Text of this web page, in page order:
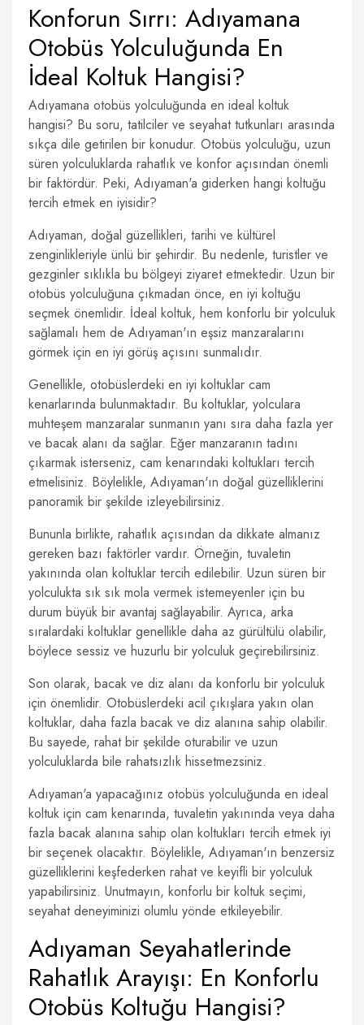
Konforun Sırrı: Adıyamana
Otobüs Yolculuğunda En
İdeal Koltuk Hangisi?
Adıyamana otobüs yolculuğunda en ideal koltuk
hangisi? Bu soru, tatilciler ve seyahat tutkunları arasında
sıkça dile getirilen bir konudur. Otobüs yolculuğu, uzun
süren yolculuklarda rahatlık ve konfor açısından önemli
bir faktördür. Peki, Adıyaman'a giderken hangi koltuğu
tercih etmek en iyisidir?
Adıyaman, doğal güzellikleri, tarihi ve kültürel
zenginlikleriyle ünlü bir şehirdir. Bu nedenle, turistler ve
gezginler sıklıkla bu bölgeyi ziyaret etmektedir. Uzun bir
otobüs yolculuğuna çıkmadan önce, en iyi koltuğu
seçmek önemlidir. İdeal koltuk, hem konforlu bir yolculuk
sağlamalı hem de Adıyaman'ın eşsiz manzaralarını
görmek için en iyi görüş açısını sunmalıdır.
Genellikle, otobüslerdeki en iyi koltuklar cam
kenarlarında bulunmaktadır. Bu koltuklar, yolculara
muhteşem manzaralar sunmanın yanı sıra daha fazla yer
ve bacak alanı da sağlar. Eğer manzaranın tadını
çıkarmak isterseniz, cam kenarındaki koltukları tercih
etmelisiniz. Böylelikle, Adıyaman'ın doğal güzelliklerini
panoramik bir şekilde izleyebilirsiniz.
Bununla birlikte, rahatlık açısından da dikkate almanız
gereken bazı faktörler vardır. Örneğin, tuvaletin
yakınında olan koltuklar tercih edilebilir. Uzun süren bir
yolculukta sık sık mola vermek istemeyenler için bu
durum büyük bir avantaj sağlayabilir. Ayrıca, arka
sıralardaki koltuklar genellikle daha az gürültülü olabilir,
böylece sessiz ve huzurlu bir yolculuk geçirebilirsiniz.
Son olarak, bacak ve diz alanı da konforlu bir yolculuk
için önemlidir. Otobüslerdeki acil çıkışlara yakın olan
koltuklar, daha fazla bacak ve diz alanına sahip olabilir.
Bu sayede, rahat bir şekilde oturabilir ve uzun
yolculuklarda bile rahatsızlık hissetmezsiniz.
Adıyaman'a yapacağınız otobüs yolculuğunda en ideal
koltuk için cam kenarında, tuvaletin yakınında veya daha
fazla bacak alanına sahip olan koltukları tercih etmek iyi
bir seçenek olacaktır. Böylelikle, Adıyaman'ın benzersiz
güzelliklerini keşfederken rahat ve keyifli bir yolculuk
yapabilirsiniz. Unutmayın, konforlu bir koltuk seçimi,
seyahat deneyiminizi olumlu yönde etkileyebilir.
Adıyaman Seyahatlerinde
Rahatlık Arayışı: En Konforlu
Otobüs Koltuğu Hangisi?